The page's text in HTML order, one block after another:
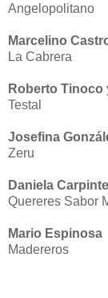
Angelopolitano
Marcelino
La Cabrera
Roberto Tinoco
Testal
Josefina
Zeru
Daniela
Quereres Sabor
Mario Espinosa
Madereros